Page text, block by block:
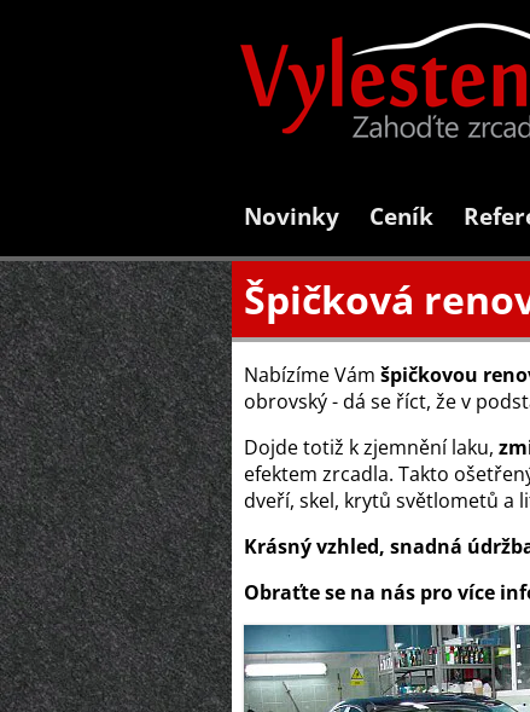
Novinky Ceník
Špičková
Nabízíme Vám špičkovou
obrovský - dá se říct, že v
Dojde totiž k zjemnění laku,
efektem zrcadla. Takto
dveří, skel, krytů světlometů a
Krásný vzhled, snadná
Obraťte se na nás pro více